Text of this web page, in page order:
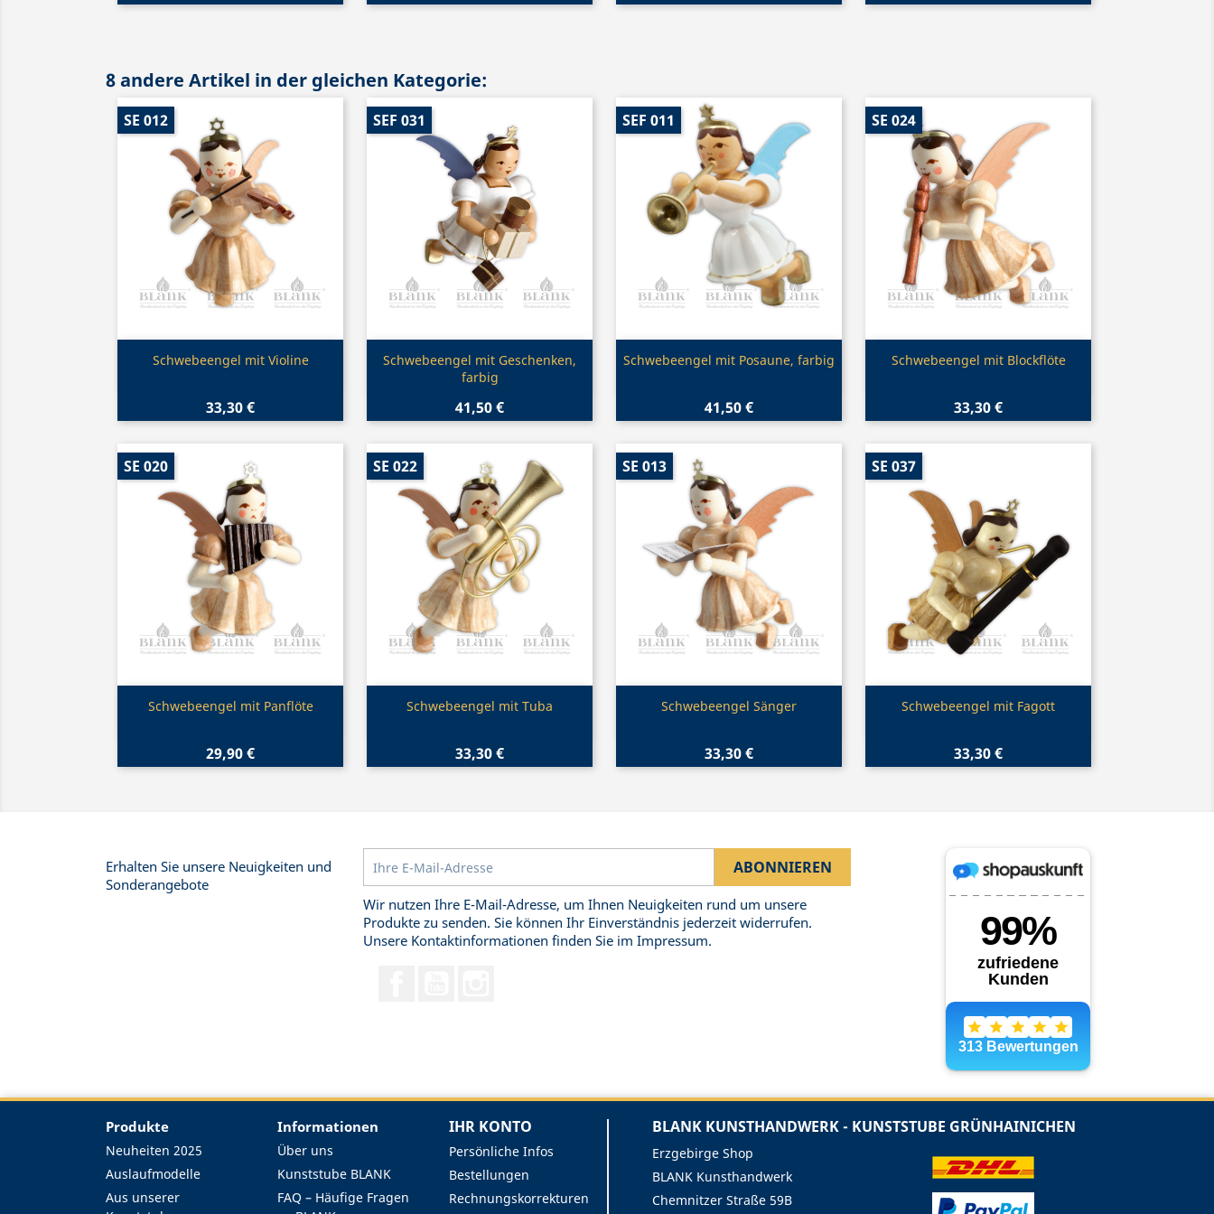
8 andere Artikel in der gleichen Kategorie:
Vorschau
Schwebeengel mit Violine
33,30 €
SE 012
Vorschau
Schwebeengel mit Geschenken,
farbig
41,50 €
SEF 031
Vorschau
Schwebeengel mit Posaune, farbig
41,50 €
SEF 011
Vorschau
Schwebeengel mit Blockflöte
33,30 €
SE 024
Vorschau
Schwebeengel mit Panflöte
29,90 €
SE 020
Vorschau
Schwebeengel mit Tuba
33,30 €
SE 022
Vorschau
Schwebeengel Sänger
33,30 €
SE 013
Vorschau
Schwebeengel mit Fagott
33,30 €
SE 037
Erhalten Sie unsere Neuigkeiten und
Sonderangebote
Wir nutzen Ihre E-Mail-Adresse, um Ihnen Neuigkeiten rund um unsere
Produkte zu senden. Sie können Ihr Einverständnis jederzeit widerrufen.
Unsere Kontaktinformationen finden Sie im Impressum.
Produkte
Neuheiten 2025
Auslaufmodelle
Aus unserer
Informationen
Über uns
Kunststube BLANK
FAQ – Häufige Fragen
IHR KONTO
Persönliche Infos
Bestellungen
Rechnungskorrekturen
BLANK KUNSTHANDWERK - KUNSTSTUBE GRÜNHAINICHEN
Erzgebirge Shop
BLANK Kunsthandwerk
Chemnitzer Straße 59B